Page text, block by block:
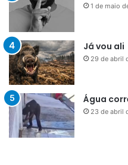
1 de maio
Já vou ali
29 de abril
Água
23 de abril